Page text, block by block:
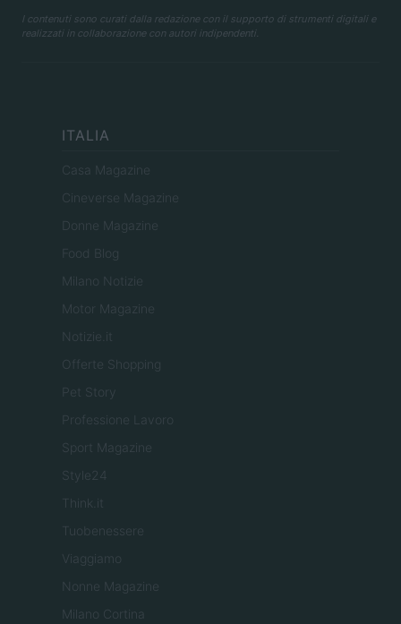
I contenuti sono curati dalla redazione con il supporto di strumenti digitali e
realizzati in collaborazione con autori indipendenti.
ITALIA
Casa Magazine
Cineverse Magazine
Donne Magazine
Food Blog
Milano Notizie
Motor Magazine
Notizie.it
Offerte Shopping
Pet Story
Professione Lavoro
Sport Magazine
Style24
Think.it
Tuobenessere
Viaggiamo
Nonne Magazine
Milano Cortina